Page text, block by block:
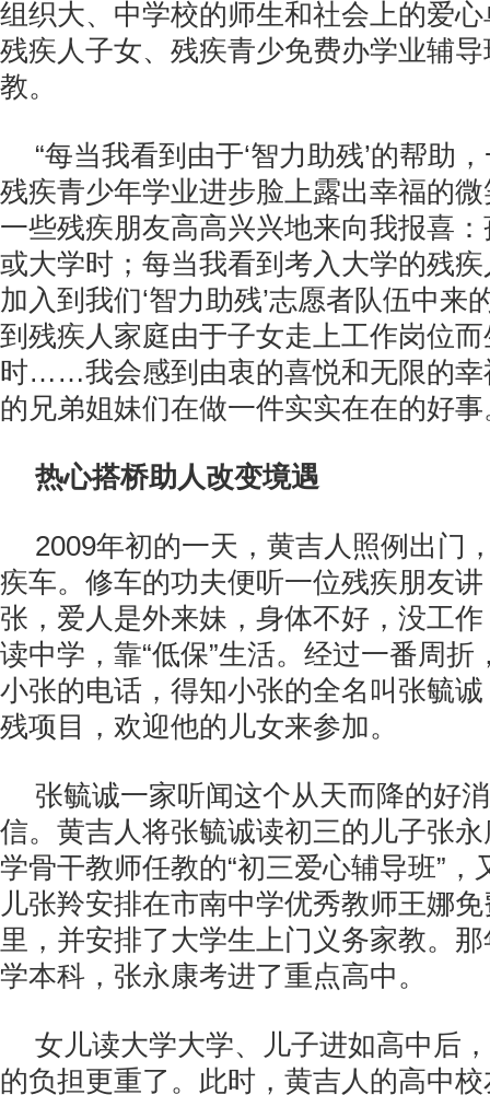
组织大、中学校的师生和社会上的爱
残疾人子女、残疾青少免费办学业辅
教。
“每当我看到由于‘智力助残’的帮助
残疾青少年学业进步脸上露出幸福的
一些残疾朋友高高兴兴地来向我报喜
或大学时；每当我看到考入大学的残
加入到我们‘智力助残’志愿者队伍中来
到残疾人家庭由于子女走上工作岗位
时……我会感到由衷的喜悦和无限的幸
的兄弟姐妹们在做一件实实在在的好事
热心搭桥助人改变境遇
2009年初的一天，黄吉人照例出门
疾车。修车的功夫便听一位残疾朋友
张，爱人是外来妹，身体不好，没工
读中学，靠“低保”生活。经过一番周折
小张的电话，得知小张的全名叫张毓
残项目，欢迎他的儿女来参加。
张毓诚一家听闻这个从天而降的好
信。黄吉人将张毓诚读初三的儿子张
学骨干教师任教的“初三爱心辅导班”，
儿张羚安排在市南中学优秀教师王娜
里，并安排了大学生上门义务家教。
学本科，张永康考进了重点高中。
女儿读大学大学、儿子进如高中后
的负担更重了。此时，黄吉人的高中